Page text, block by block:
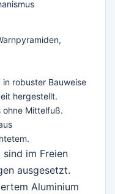
robuster Bauweise
hergestellt.
ohne Mittelfuß.
sind im Freien
ausgesetzt.
Aluminium